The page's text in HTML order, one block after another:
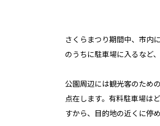
さくらまつり期間中、市内
のうちに駐車場に入るなど
公園周辺には観光客のため
点在します。有料駐車場は
すから、目的地の近くに停